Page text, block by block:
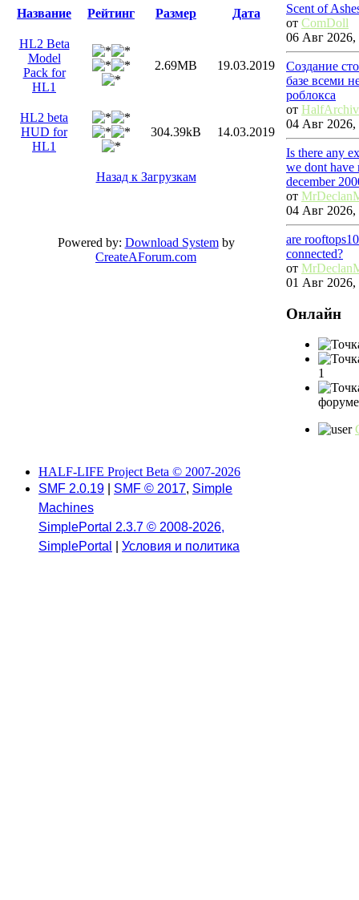
Название Рейтинг Размер Дата
HL2 Beta
Model
Pack for
HL1
2.69MB 19.03.2019
HL2 beta
HUD for
HL1
304.39kB 14.03.2019
Назад к Загрузкам
Powered by: Download Systemby
CreateAForum.com
Scent of
от ComDoll
06 Авг 2026,
Создание
базе всеми
роблокса
от
04 Авг 2026,
Is there any
we dont have
december
от
04 Авг 2026,
are
connected?
от
01 Авг 2026,
Онлайн
1
HALF-LIFE Project Beta © 2007-2026
SMF 2.0.19
SMF © 2017, Simple
Machines
SimplePortal 2.3.7 © 2008-2026,
SimplePortal
Условия и политика